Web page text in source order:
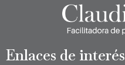
Enlaces de interés